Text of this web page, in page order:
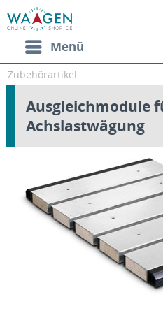
Menü
Zubehörartikel
Ausgleichmodule
Achslastwägung